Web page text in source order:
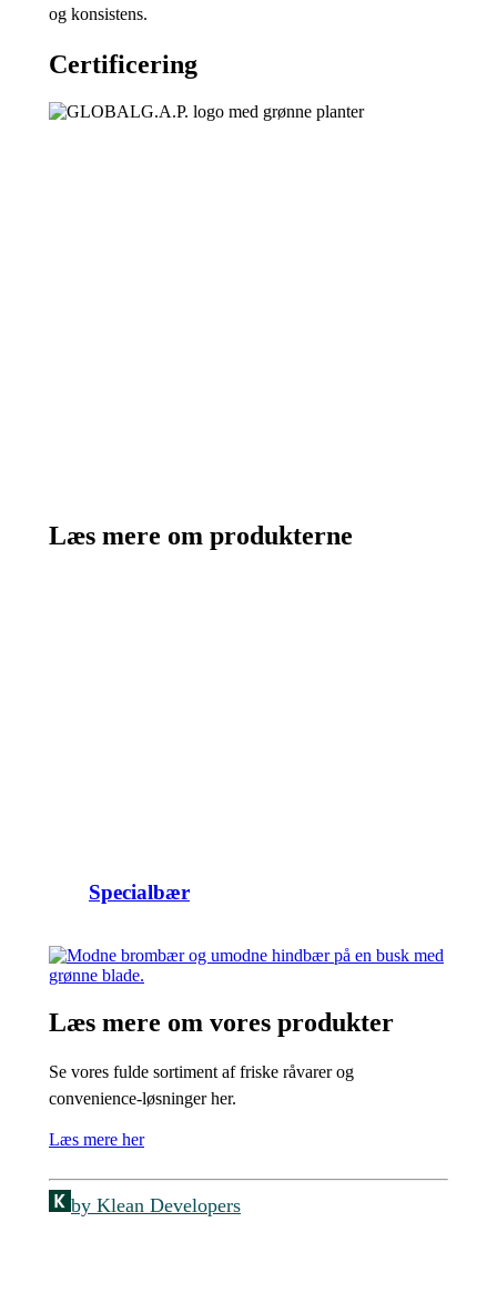
og konsistens.
Certificering
Læs mere om produkterne
Specialbær
Læs mere om vores produkter
Se vores fulde sortiment af friske råvarer og
convenience-løsninger her.
Læs mere her
by Klean Developers